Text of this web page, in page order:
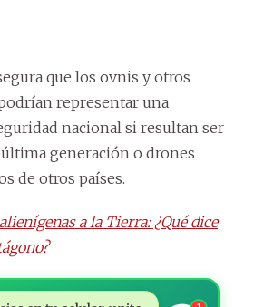
que los ovnis y otros
representar una
nacional si resultan ser
generación o drones
de otros países.
a la Tierra: ¿Qué dice